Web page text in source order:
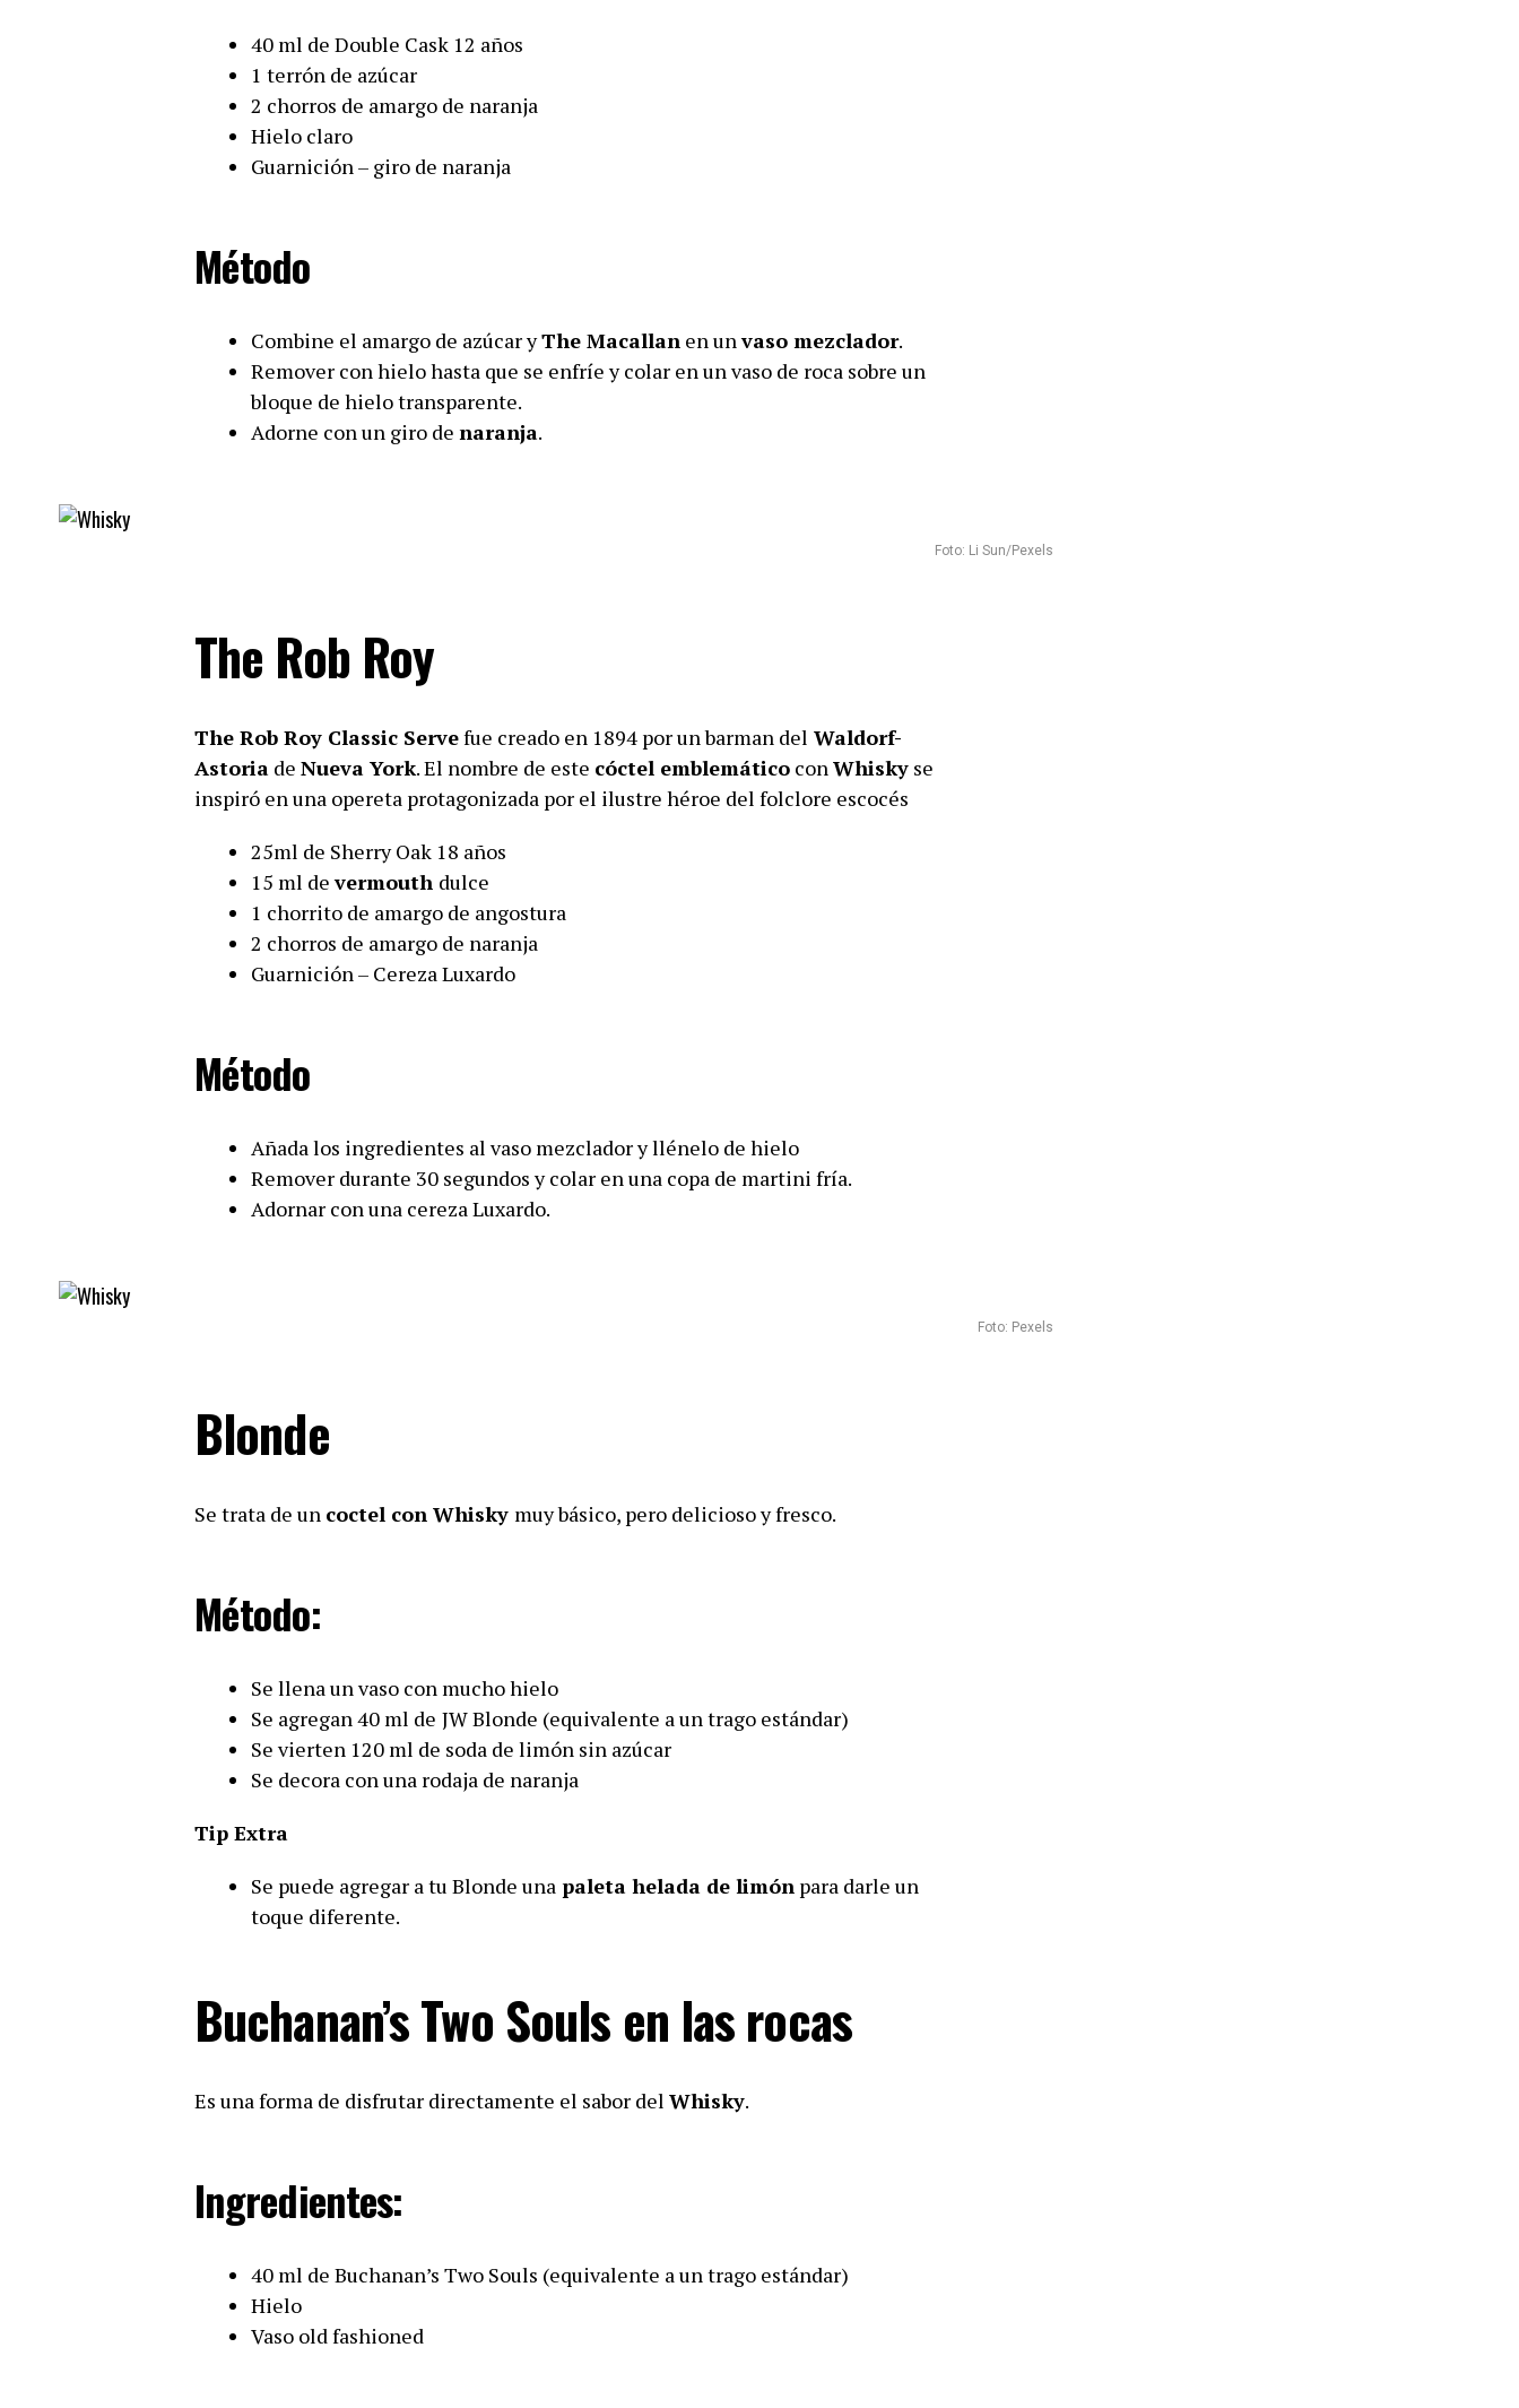
40 ml de Double Cask 12 años
1 terrón de azúcar
2 chorros de amargo de naranja
Hielo claro
Guarnición – giro de naranja
Método
Combine el amargo de azúcar yThe Macallan en unvaso mezclador.
Remover con hielo hasta que se enfríe y colar en un vaso de roca sobre un
bloque de hielo transparente.
Adorne con un giro de naranja.
Foto: Li Sun/Pexels
The Rob Roy
The Rob Roy Classic Servefue creado en 1894 por un barman del Waldorf-
Astoria de Nueva York. El nombre de este cóctel emblemático conWhisky se
inspiró en una opereta protagonizada por el ilustre héroe del folclore escocés
25ml de Sherry Oak 18 años
15 ml devermouth dulce
1 chorrito de amargo de angostura
2 chorros de amargo de naranja
Guarnición – Cereza Luxardo
Método
Añada los ingredientes al vaso mezclador y llénelo de hielo
Remover durante 30 segundos y colar en una copa de martini fría.
Adornar con una cereza Luxardo.
Foto: Pexels
Blonde
Se trata de un coctel con Whisky muy básico, pero delicioso y fresco.
Método:
Se llena un vaso con mucho hielo
Se agregan 40 ml de JW Blonde (equivalente a un trago estándar)
Se vierten 120 ml de soda de limón sin azúcar
Se decora con una rodaja de naranja
Tip Extra
Se puede agregar a tu Blonde una paleta helada de limón para darle un
toque diferente.
Buchanan’s Two Souls en las rocas
Es una forma de disfrutar directamente el sabor del Whisky.
Ingredientes:
40 ml de Buchanan’s Two Souls (equivalente a un trago estándar)
Hielo
Vaso old fashioned